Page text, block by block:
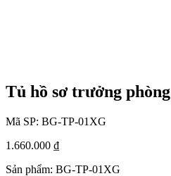
Tủ hồ sơ trưởng
Mã SP: BG-TP-01XG
1.660.000 ₫
Sản phẩm: BG-TP-01XG